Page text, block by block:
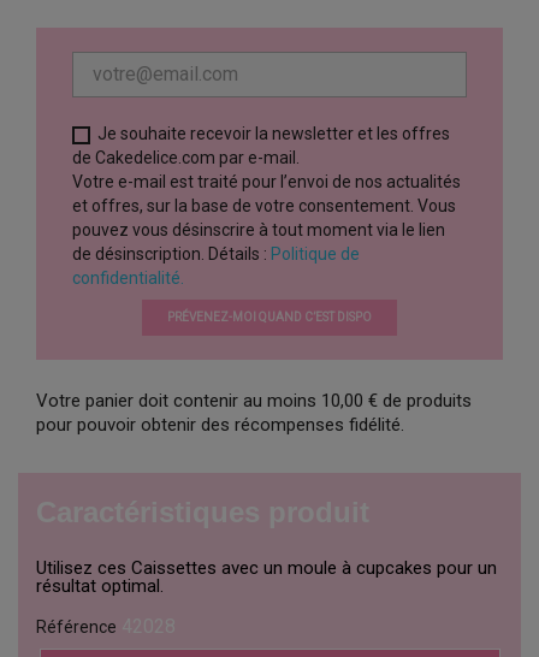
Je souhaite recevoir la newsletter et les offres
de Cakedelice.com par e-mail.
Votre e-mail est traité pour l’envoi de nos actualités
et offres, sur la base de votre consentement. Vous
pouvez vous désinscrire à tout moment via le lien
de désinscription. Détails : Politique de
confidentialité.
PRÉVENEZ-MOI QUAND C’EST DISPO
Votre panier doit contenir au moins 10,00 € de produits
pour pouvoir obtenir des récompenses fidélité.
Utilisez ces Caissettes avec un moule à cupcakes pour un
résultat optimal.
Référence